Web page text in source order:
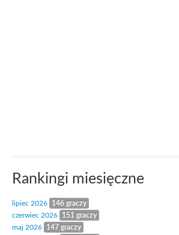
Rankingi miesięczne
lipiec 2026
146 graczy
czerwiec 2026
151 graczy
maj 2026
147 graczy